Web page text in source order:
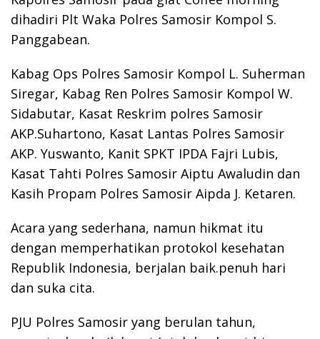
dihadiri Plt Waka Polres Samosir Kompol S.
Panggabean.
Kabag Ops Polres Samosir Kompol L. Suherman
Siregar, Kabag Ren Polres Samosir Kompol W.
Sidabutar, Kasat Reskrim polres Samosir
AKP.Suhartono, Kasat Lantas Polres Samosir
AKP. Yuswanto, Kanit SPKT IPDA Fajri Lubis,
Kasat Tahti Polres Samosir Aiptu Awaludin dan
Kasih Propam Polres Samosir Aipda J. Ketaren.
Acara yang sederhana, namun hikmat itu
dengan memperhatikan protokol kesehatan
Republik Indonesia, berjalan baik.penuh hari
dan suka cita.
PJU Polres Samosir yang berulan tahun,